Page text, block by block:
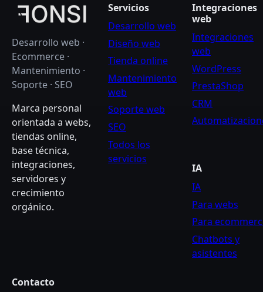
Desarrollo web ·
Ecommerce ·
Mantenimiento ·
Soporte · SEO
Marca personal
orientada a webs,
tiendas online,
base técnica,
integraciones,
servidores y
crecimiento
orgánico.
Servicios
Desarrollo web
Diseño web
Tienda online
Mantenimiento
web
Soporte web
SEO
Todos los
servicios
Integraciones
web
Integraciones
web
WordPress
PrestaShop
CRM
IA
IA
Para webs
Para
Chatbots y
asistentes
Contacto